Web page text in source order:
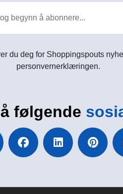
du deg for Shoppingspouts
personvernerklæringen.
følgende